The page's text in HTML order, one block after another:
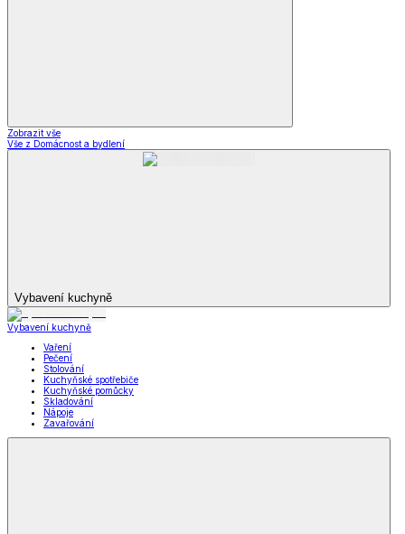
Zobrazit vše
Vše z Domácnost a bydlení
Vybavení kuchyně
Vybavení kuchyně
Vaření
Pečení
Stolování
Kuchyňské spotřebiče
Kuchyňské pomůcky
Skladování
Nápoje
Zavařování